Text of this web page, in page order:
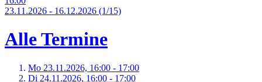
23.11.2026 - 16.12.2026 (1/15)
Alle Termine
Mo 23.11.2026, 16:00 - 17:00
Di 24.11.2026, 16:00 - 17:00